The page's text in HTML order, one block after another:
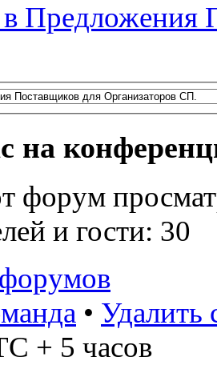
Предложения
на
форум
и гости: 30
• Удалить
+ 5 часов